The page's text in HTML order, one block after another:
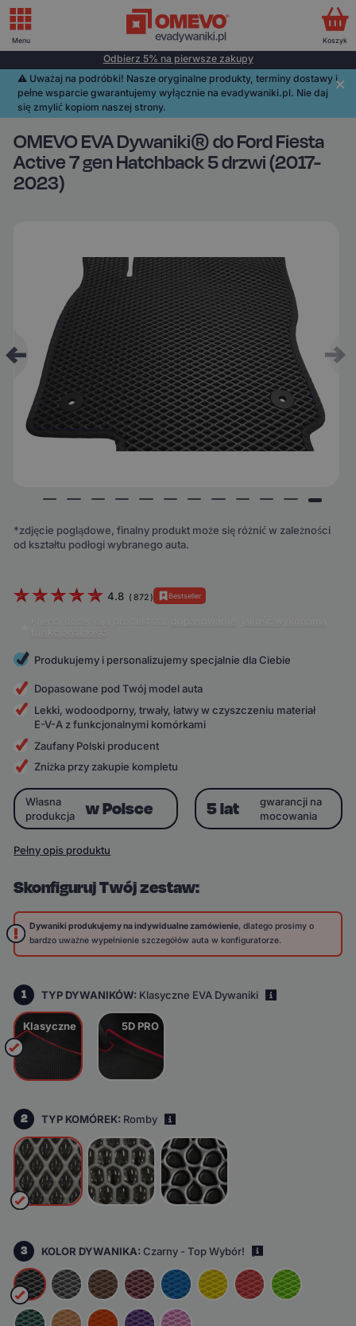
Odbierz 5% na pierwsze zakupy
⚠️️ Uważaj na podróbki! Nasze oryginalne produkty, terminy dostawy i
pełne wsparcie gwarantujemy wyłącznie na evadywaniki.pl. Nie daj
się zmylić kopiom naszej strony.
OMEVO EVA Dywaniki® do Ford Fiesta
Active 7 gen Hatchback 5 drzwi (2017-
2023)
*zdjęcie poglądowe, finalny produkt może się różnić w zależności
od kształtu podłogi wybranego auta.
4.8 ( 872) Bestseller
Klienci doceniają produkt za: dopasowanie
Produkujemy i personalizujemy specjalnie dla Ciebie
Dopasowane pod Twój model auta
Lekki, wodoodporny, trwały, łatwy w czyszczeniu materiał
E-V-A z funkcjonalnymi komórkami
Zaufany Polski producent
Zniżka przy zakupie kompletu
Skonfiguruj Twój zestaw:
Dywaniki produkujemy na indywidualne zamówienie, dlatego prosimy o
bardzo uważne wypełnienie szczegółów auta w konfiguratorze.
1 TYP DYWANIKÓW: Klasyczne EVA Dywaniki
Klasyczne 5D PRO
2 TYP KOMÓREK: Romby
3 KOLOR DYWANIKA:Czarny - Top Wybór! i
Własna
produkcja
w Polsce 5 lat
gwarancji na
mocowania
Pełny opis produktu
Menu Koszyk